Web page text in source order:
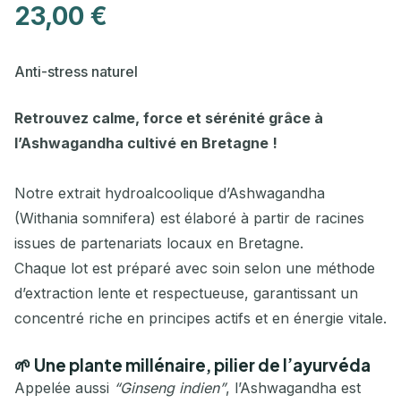
23,00 €
Anti-stress naturel
Retrouvez calme, force et sérénité grâce à
l’Ashwagandha cultivé en Bretagne !
Notre extrait hydroalcoolique d’Ashwagandha
(Withania somnifera) est élaboré à partir de racines
issues de partenariats locaux en Bretagne.
Chaque lot est préparé avec soin selon une méthode
d’extraction lente et respectueuse, garantissant un
concentré riche en principes actifs et en énergie vitale.
🌱 Une plante millénaire, pilier de l’ayurvéda
Appelée aussi “Ginseng indien”, l’Ashwagandha est